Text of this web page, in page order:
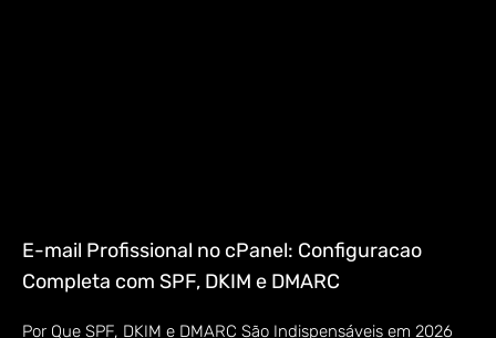
E-mail Profissional no cPanel: Configuracao
Completa com SPF, DKIM e DMARC
Por Que SPF, DKIM e DMARC São Indispensáveis em 2026